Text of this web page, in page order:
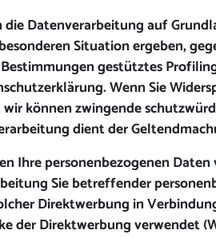
die Datenverarbeitung auf
Situation ergeben,
gestütztes
Wenn Sie
können zwingende
dient der
Ihre personenbezogenen
Sie betreffender
Direktwerbung in
der Direktwerbung verwendet